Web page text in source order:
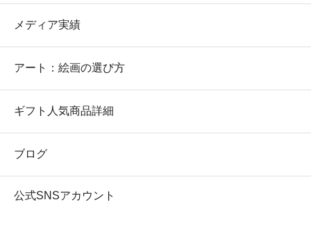
メディア実績
アート：絵画の選び方
ギフト人気商品詳細
ブログ
公式SNSアカウント